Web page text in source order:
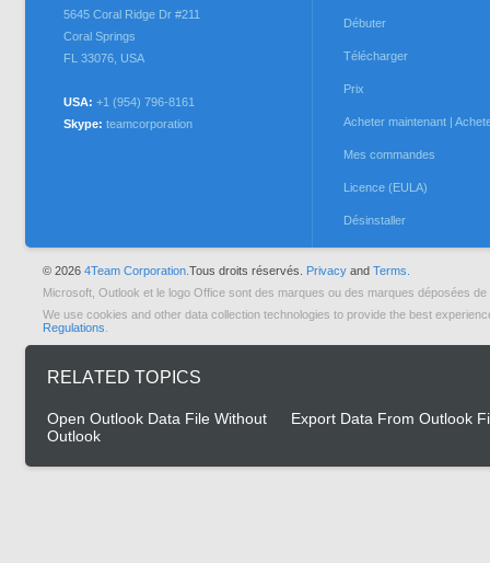
5645 Coral Ridge Dr #211
Coral Springs
FL 33076 USA
USA: +1 (954) 796-8161
Skype: teamcorporation
Débuter
Télécharger
Prix
Acheter maintenant |
Mes commandes
Licence (EULA)
Désinstaller
© 2026 4Team Corporation. Tous droits réservés. Privacy and Terms.
Microsoft, Outlook et le logo Office sont des marques ou des marques déposées
We use cookies and other data collection technologies to provide the best
Regulations
RELATED TOPICS
Open Outlook Data File Without
Outlook
Export Data From Outlook